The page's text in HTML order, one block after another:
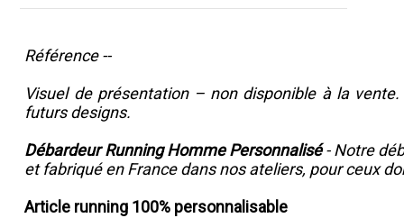
Référence --
Visuel de présentation – non disponible à la
futurs designs.
Débardeur Running Homme Personnalisé- Notre
et fabriqué en France dans nos ateliers, pour ceux
Article running 100% personnalisable